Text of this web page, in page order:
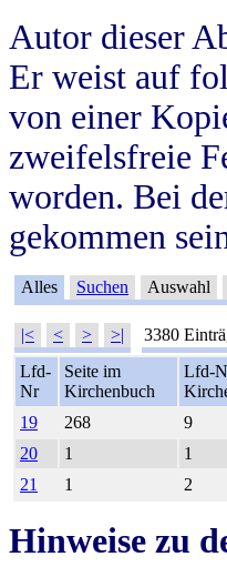
Autor dieser
Er weist auf
von einer
zweifelsfreie
worden. Bei
gekommen
Alles Suchen Auswahl
|< < > >| 3380
Lfd-
Nr
Seite im
Kirchenbuch
Lfd-
19
268 9
20
1 1
21
1 2
Hinweise zu